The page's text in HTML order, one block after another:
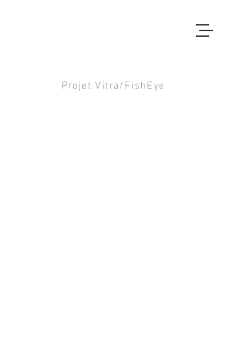
Projet Vitra/FishEye